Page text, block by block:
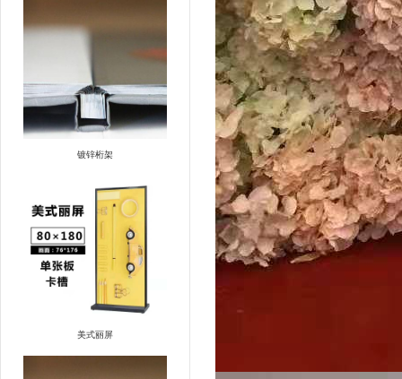
镀锌桁架
美式丽屏